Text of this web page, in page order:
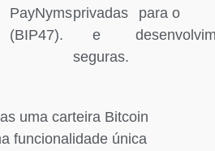
PayNyms
(BIP47).
privadas
e
seguras.
para o
uma carteira Bitcoin
funcionalidade única